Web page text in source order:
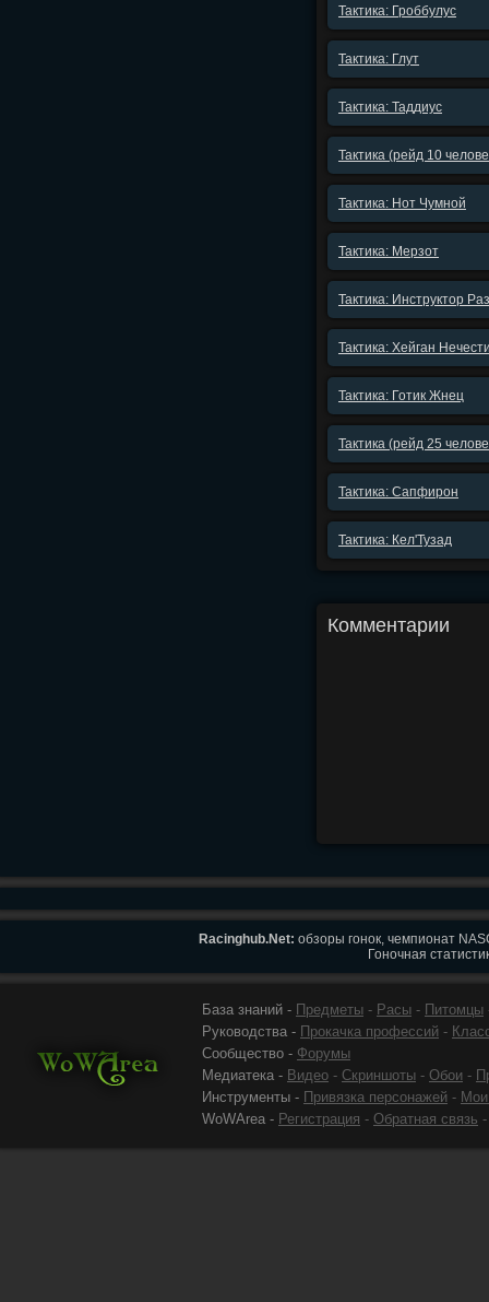
Тактика: Гроббулус
Тактика: Глут
Тактика: Таддиус
Тактика (рейд 10
Тактика: Нот Чумной
Тактика: Мерзот
Тактика: Инструктор
Тактика: Хейган
Тактика: Готик Жнец
Тактика (рейд 25
Тактика: Сапфирон
Тактика: Кел'Тузад
Комментарии
Racinghub.Net: обзоры гонок, чемпионат
Гоночная
База знаний - Предметы - Расы - Питомцы
Руководства - Прокачка профессий -
Сообщество - Форумы
Медиатека - Видео - Скриншоты - Обои -
Инструменты - Привязка персонажей -
WoWArea - Регистрация - Обратная связь